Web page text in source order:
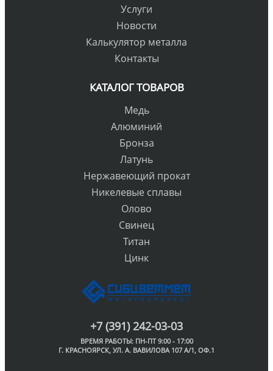
Услуги
Новости
Калькулятор металла
Контакты
КАТАЛОГ ТОВАРОВ
Медь
Алюминий
Бронза
Латунь
Нержавеющий прокат
Никелевые сплавы
Олово
Свинец
Титан
Цинк
+7 (391) 242-03-03
ВРЕМЯ РАБОТЫ: ПН-ПТ 9:00 - 17:00
Г. КРАСНОЯРСК, УЛ. А. ВАВИЛОВА 107 А/1, ОФ.1